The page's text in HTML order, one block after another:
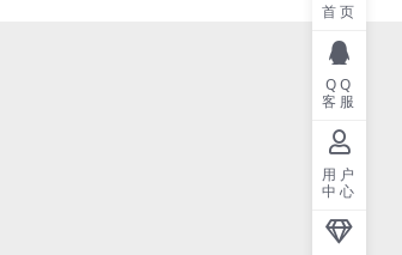
首页
QQ
客服
用户
中心